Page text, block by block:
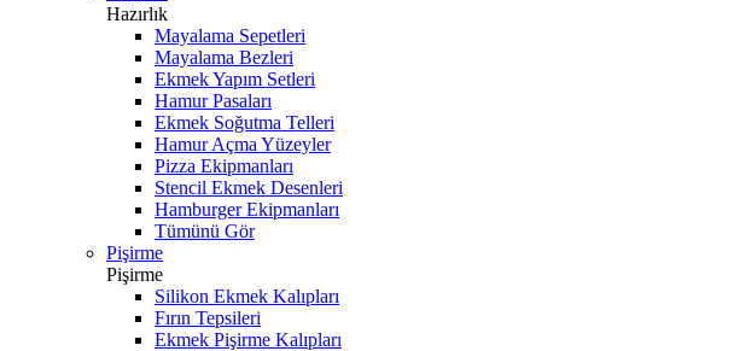
Hazırlık
Mayalama Sepetleri
Mayalama Bezleri
Ekmek Yapım Setleri
Hamur Pasaları
Ekmek Soğutma Telleri
Hamur Açma Yüzeyler
Pizza Ekipmanları
Stencil Ekmek Desenleri
Hamburger Ekipmanları
Tümünü Gör
Pişirme
Pişirme
Silikon Ekmek Kalıpları
Fırın Tepsileri
Ekmek Pişirme Kalıpları